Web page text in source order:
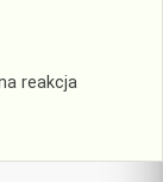
reakcja